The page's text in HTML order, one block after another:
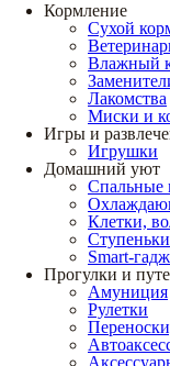
Кормление
Сухой
Влажный
Лакомства
Миски и
Игры и
Игрушки
Домашний уют
Спальные
Клетки,
Ступеньки
Smart-
Прогулки и
Амуниция
Рулетки